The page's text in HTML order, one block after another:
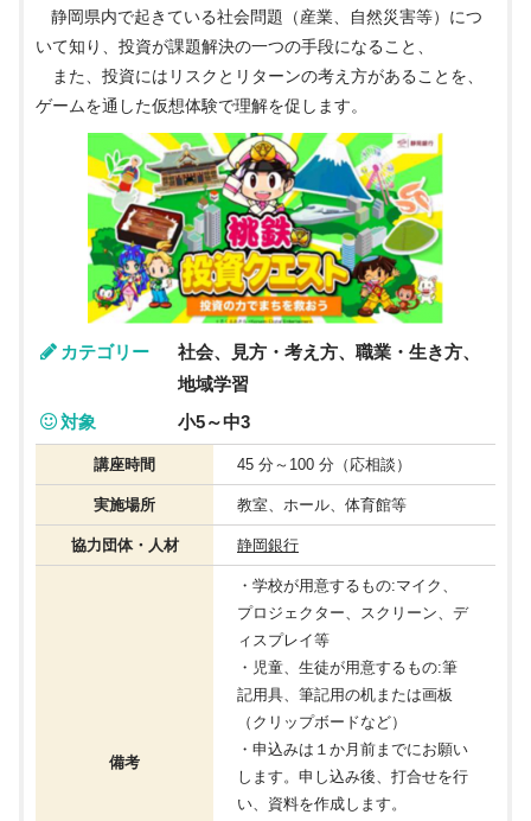
静岡県内で起きている社会問題（産業、自然災害等）につ
いて知り、投資が課題解決の一つの手段になること、
また、投資にはリスクとリターンの考え方があることを、
ゲームを通した仮想体験で理解を促します。
カテゴリー
社会、見方・考え方、職業・生き方、
地域学習
対象
小5～中3
講座時間 45 分～100 分（応相談）
実施場所 教室、ホール、体育館等
協力団体・人材 静岡銀行
備考
・学校が用意するもの:マイク、
プロジェクター、スクリーン、デ
ィスプレイ等
・児童、生徒が用意するもの:筆
記用具、筆記用の机または画板
（クリップボードなど）
・申込みは１か月前までにお願い
します。申し込み後、打合せを行
い、資料を作成します。